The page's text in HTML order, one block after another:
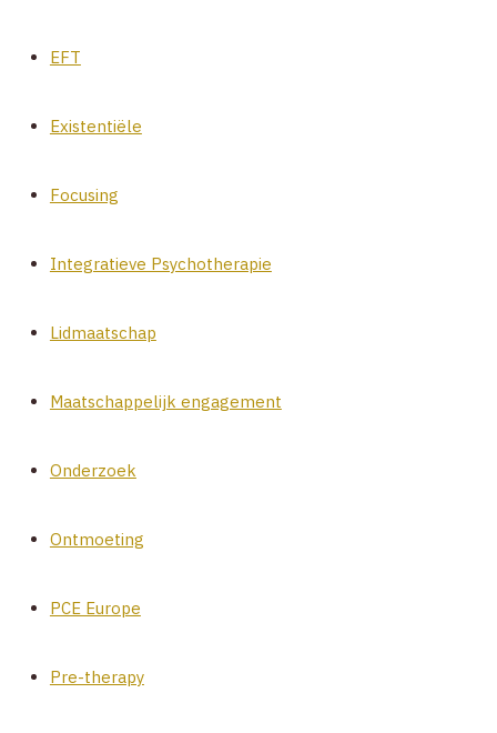
EFT
Existentiële
Focusing
Integratieve Psychotherapie
Lidmaatschap
Maatschappelijk engagement
Onderzoek
Ontmoeting
PCE Europe
Pre-therapy